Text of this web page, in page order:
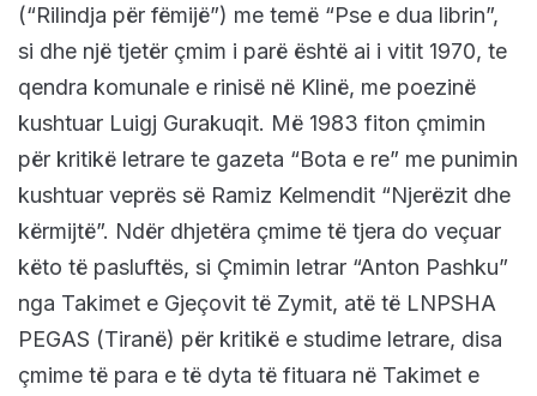
(“Rilindja për fëmijë”) me temë “Pse e dua librin”,
si dhe një tjetër çmim i parë është ai i vitit 1970, te
qendra komunale e rinisë në Klinë, me poezinë
kushtuar Luigj Gurakuqit. Më 1983 fiton çmimin
për kritikë letrare te gazeta “Bota e re” me punimin
kushtuar veprës së Ramiz Kelmendit “Njerëzit dhe
kërmijtë”. Ndër dhjetëra çmime të tjera do veçuar
këto të pasluftës, si Çmimin letrar “Anton Pashku”
nga Takimet e Gjeçovit të Zymit, atë të LNPSHA
PEGAS (Tiranë) për kritikë e studime letrare, disa
çmime të para e të dyta të fituara në Takimet e